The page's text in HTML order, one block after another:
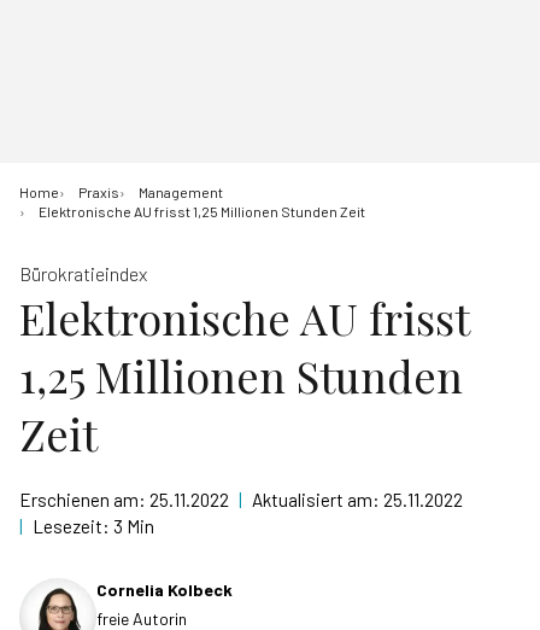
Home Praxis
Management
Elektronische AU frisst 1,25 Millionen Stunden Zeit
Bürokratieindex
Elektronische AU frisst
1,25 Millionen Stunden
Zeit
Erschienen am: 25.11.2022 | Aktualisiert am: 25.11.2022
| Lesezeit: 3 Min
Cornelia Kolbeck
freie Autorin